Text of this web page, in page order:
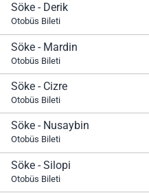
Söke - Derik
Otobüs Bileti
Söke - Mardin
Otobüs Bileti
Söke - Cizre
Otobüs Bileti
Söke - Nusaybin
Otobüs Bileti
Söke - Silopi
Otobüs Bileti